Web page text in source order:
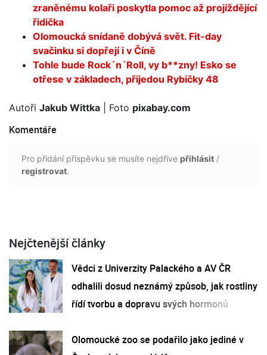
zraněnému kolaři poskytla pomoc až projíždějící
řidička
Olomoucká snídaně dobývá svět. Fit-day
svačinku si dopřejí i v Číně
Tohle bude Rock´n´Roll, vy b**zny! Esko se
otřese v základech, přijedou Rybičky 48
Autoři Jakub Wittka | Foto pixabay.com
Komentáře
Pro přidání příspěvku se musíte nejdříve přihlásit /
registrovat.
Nejčtenější články
Vědci z Univerzity Palackého a AV ČR
odhalili dosud neznámý způsob, jak rostliny
řídí tvorbu a dopravu svých hormonů
Olomoucké zoo se podařilo jako jediné v